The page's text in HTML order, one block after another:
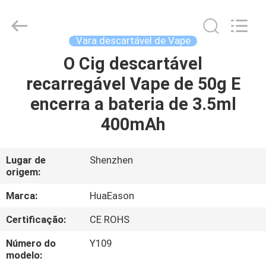
PRODUTOS
SOBRE
NÓS
EXCURSÃO
DA
Ltd..
Vara descartável de Vape
O Cig descartável
recarregável Vape de 50g E
encerra a bateria de 3.5ml
400mAh
Lugar de
origem:
Shenzhen
Marca:
HuaEason
Certificação:
CE ROHS
Número do
modelo:
Y109